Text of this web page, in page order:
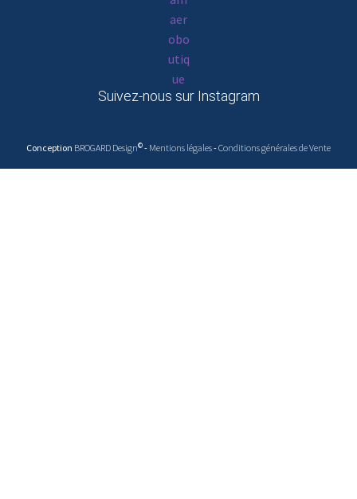
Suivez-nous sur Instagram
Conception BROGARD Design©- Mentions légales-Conditions générales de Vente